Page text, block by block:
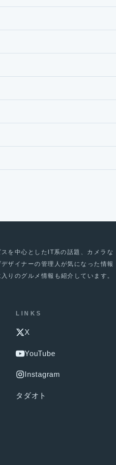
を中心としたIT系の話題、カメラな
ザイナーの管理人が気になった情報
りのグルメ情報も紹介しています。
LINKS
X
YouTube
Instagram
タダオト